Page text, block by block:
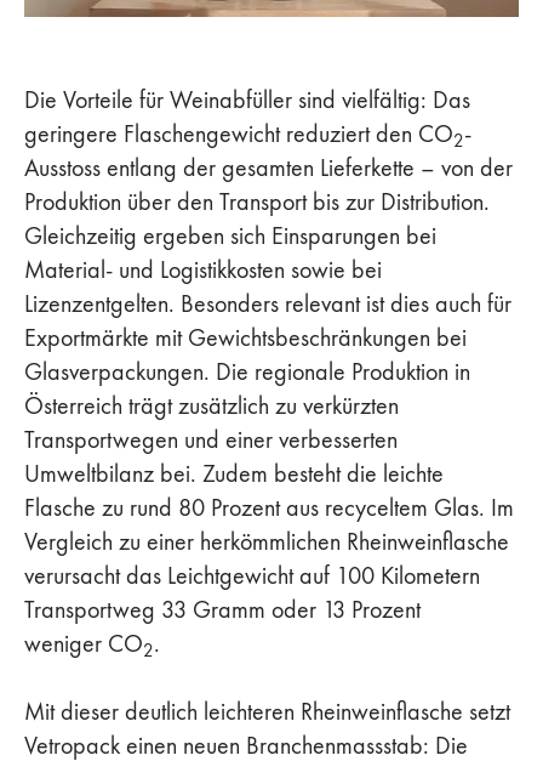
Die Vorteile für Weinabfüller sind vielfältig: Das
geringere Flaschengewicht reduziert den CO2-
Ausstoss entlang der gesamten Lieferkette – von der
Produktion über den Transport bis zur Distribution.
Gleichzeitig ergeben sich Einsparungen bei
Material- und Logistikkosten sowie bei
Lizenzentgelten. Besonders relevant ist dies auch für
Exportmärkte mit Gewichtsbeschränkungen bei
Glasverpackungen. Die regionale Produktion in
Österreich trägt zusätzlich zu verkürzten
Transportwegen und einer verbesserten
Umweltbilanz bei. Zudem besteht die leichte
Flasche zu rund 80 Prozent aus recyceltem Glas. Im
Vergleich zu einer herkömmlichen Rheinweinflasche
verursacht das Leichtgewicht auf 100 Kilometern
Transportweg 33 Gramm oder 13 Prozent
weniger CO2.
Mit dieser deutlich leichteren Rheinweinflasche setzt
Vetropack einen neuen Branchenmassstab: Die